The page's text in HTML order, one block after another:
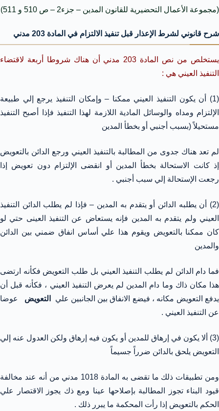
(مجموعة الأعمال التحضيرية للقانون المدين – جزء2 – ص 510 و 511)
شرح قانوني لشرط الإعذار قبل تنفيذ الالتزام في المادة 203 مدني
يستخلص من نص المادة 203 مدني أن هناك شروطا أربعة لاقتضاء
التنفيذ العيني هي :
(1) أن يكون التنفيذ العيني ممكنا – وإمكان التنفيذ يرجع إلي طبيعة
الإلتزام ومداه والوسائل المادية اللازمة لهذا التنفيذ فإذا أصبح التنفيذ
مستحيلاً (بسبب أجنبي أو بخطأ المدين
لم تعد هناك جدوى من المطالبة بالتنفيذ العيني ورجع الدائن بالتعويض
إذ كانت الاستحالة بخطأ المدين أو انقضى الإلتزام دون تعويض إذا
رجعت الإستحالة إلي سبب أجنبي .
(2) أن يطلبه الدائن أو يتقدم به المدين – فإذا لم يطلب الدائن التنفيذ
العيني ولم يتقدم به المدين فإنه يستعاض عن التنفيذ العينى حتي لو
كان ممكنا بالتعويض ويقوم هذا علي أساس انفاق ضمني بين الدائن
والمدين
فما دام الدائن لم يطلب التنفيذ العيني بل طلب التعويض فكأنه ارتضى
هذا مكان ذاك وما دام المدين لم يعرض التنفيذ العيني ، فكأنه قبل أن
يدفع التعويض مكانه ، فيضع الانفاق بين الجانبين علي
التعويض
عوضا
عن التنفيذ العيني .
(3) ألا يكون في إرهاق للمدين أو يكون فيه إرهاق ولكن العدول عنه إلي
التعويض يلحق بالدائن ضرراً جسيماً
ومن تطبيقات ذلك ما تقضى به المادة 1018 مدني من أنه عند مخالفة
قيود البناء تجوز المطالبة بإصلاحها عينا ومع ذك يجوز الاقتصار علي
الحكم بالتعويض إذا رأت المحكمة ما يبرر ذلك .